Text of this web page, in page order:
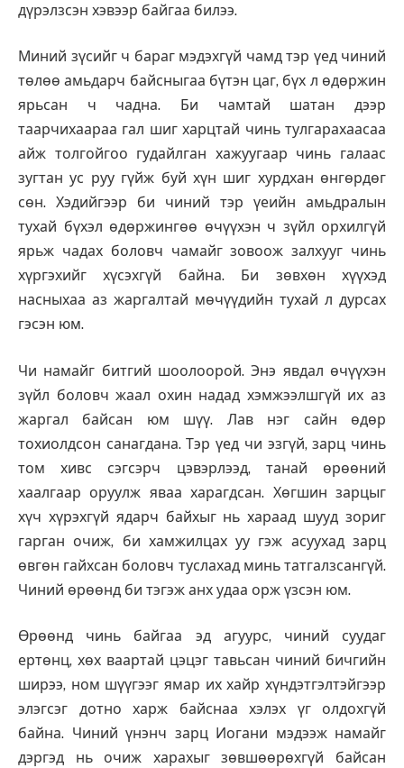
дүрэлзсэн хэвээр байгаа билээ.
Миний зүсийг ч бараг мэдэхгүй чамд тэр үед чиний
төлөө амьдарч байсныгаа бүтэн цаг, бүх л өдөржин
ярьсан ч чадна. Би чамтай шатан дээр
таарчихаараа гал шиг харцтай чинь тулгарахаасаа
айж толгойгоо гудайлган хажуугаар чинь галаас
зугтан ус руу гүйж буй хүн шиг хурдхан өнгөрдөг
сөн. Хэдийгээр би чиний тэр үеийн амьдралын
тухай бүхэл өдөржингөө өчүүхэн ч зүйл орхилгүй
ярьж чадах боловч чамайг зовоож залхууг чинь
хүргэхийг хүсэхгүй байна. Би зөвхөн хүүхэд
насныхаа аз жаргалтай мөчүүдийн тухай л дурсах
гэсэн юм.
Чи намайг битгий шоолоорой. Энэ явдал өчүүхэн
зүйл боловч жаал охин надад хэмжээлшгүй их аз
жаргал байсан юм шүү. Лав нэг сайн өдөр
тохиолдсон санагдана. Тэр үед чи эзгүй, зарц чинь
том хивс сэгсэрч цэвэрлээд, танай өрөөний
хаалгаар оруулж яваа харагдсан. Хөгшин зарцыг
хүч хүрэхгүй ядарч байхыг нь хараад шууд зориг
гарган очиж, би хамжилцах уу гэж асуухад зарц
өвгөн гайхсан боловч туслахад минь татгалзсангүй.
Чиний өрөөнд би тэгэж анх удаа орж үзсэн юм.
Өрөөнд чинь байгаа эд агуурс, чиний суудаг
ертөнц, хөх ваартай цэцэг тавьсан чиний бичгийн
ширээ, ном шүүгээг ямар их хайр хүндэтгэлтэйгээр
элэгсэг дотно харж байснаа хэлэх үг олдохгүй
байна. Чиний үнэнч зарц Иогани мэдээж намайг
дэргэд нь очиж харахыг зөвшөөрөхгүй байсан